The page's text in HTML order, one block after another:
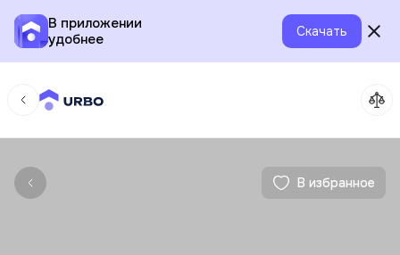
В приложении
удобнее
Скачать
В избранное